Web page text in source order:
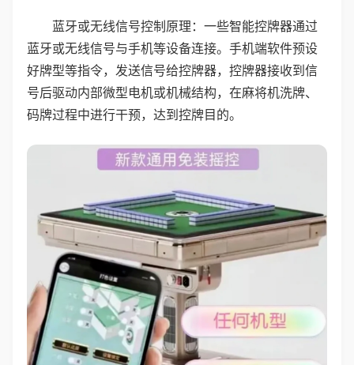
蓝牙或无线信号控制原理：一些智能控牌器通过
蓝牙或无线信号与手机等设备连接。手机端软件预设
好牌型等指令，发送信号给控牌器，控牌器接收到信
号后驱动内部微型电机或机械结构，在麻将机洗牌、
码牌过程中进行干预，达到控牌目的。